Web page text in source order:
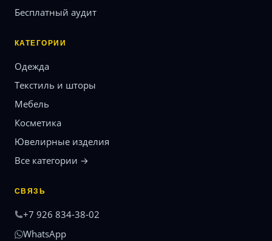
Бесплатный аудит
КАТЕГОРИИ
Одежда
Текстиль и шторы
Мебель
Косметика
Ювелирные изделия
Все категории →
СВЯЗЬ
+7 926 834-38-02
WhatsApp